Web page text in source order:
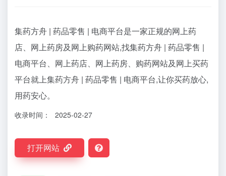
集药方舟 | 药品零售 | 电商平台是一家正规的网上药
店、网上药房及网上购药网站,找集药方舟 | 药品零售 |
电商平台、网上药店、网上药房、购药网站及网上买药
平台就上集药方舟 | 药品零售 | 电商平台,让你买药放心,
用药安心。
收录时间： 2025-02-27
打开网站